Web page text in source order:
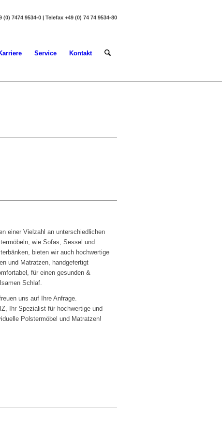
7474 9534-0 | Telefax +49 (0) 74 74 9534-80
Service Kontakt
einer Vielzahl an unterschiedlichen
wie Sofas, Sessel und
bieten wir auch hochwertige
und Matratzen, handgefertigt
für einen gesunden &
Schlaf.
uns auf Ihre Anfrage.
Ihr Spezialist für hochwertige und
Polstermöbel und Matratzen!